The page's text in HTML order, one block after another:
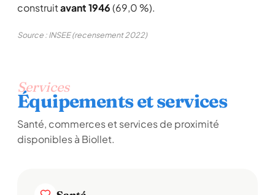
construitavant 1946(69,0 %).
Source : INSEE (recensement 2022)
Services
Équipements et services
Santé, commerces et services de proximité
disponibles à Biollet.